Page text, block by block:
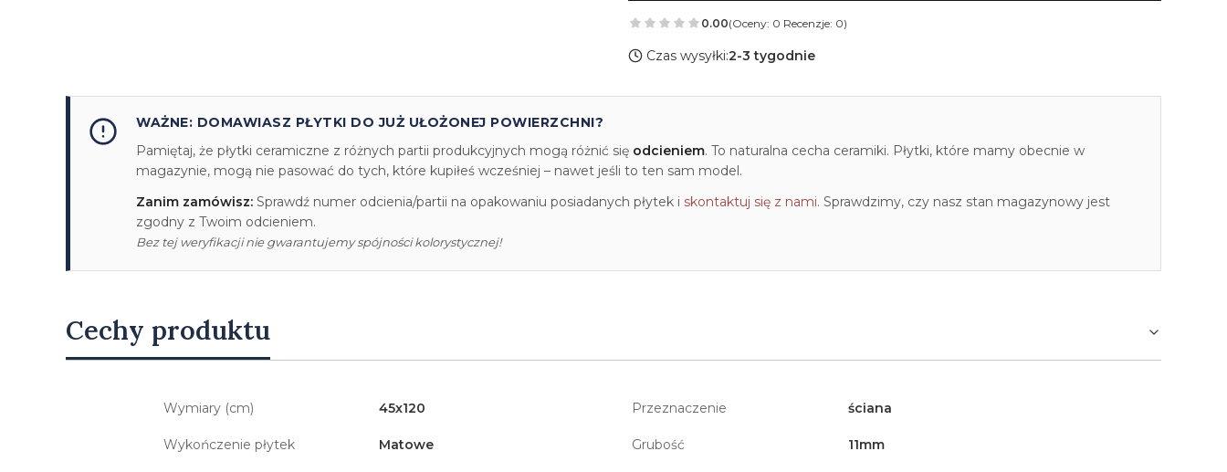
0.00(Oceny: 0 Recenzje: 0)
Czas wysyłki:2-3 tygodnie
WAŻNE: DOMAWIASZ PŁYTKI DO JUŻ UŁOŻONEJ POWIERZCHNI?
Pamiętaj, że płytki ceramiczne z różnych partii produkcyjnych mogą różnić się odcieniem. To naturalna cecha ceramiki. Płytki, które mamy obecnie w
magazynie, mogą nie pasować do tych, które kupiłeś wcześniej – nawet jeśli to ten sam model.
Zanim zamówisz: Sprawdź numer odcienia/partii na opakowaniu posiadanych płytek i skontaktuj się z nami. Sprawdzimy, czy nasz stan magazynowy jest
zgodny z Twoim odcieniem.
Bez tej weryfikacji nie gwarantujemy spójności kolorystycznej!
Cechy produktu
Wymiary (cm) 45x120 Przeznaczenie ściana
Wykończenie płytek Matowe Grubość 11mm